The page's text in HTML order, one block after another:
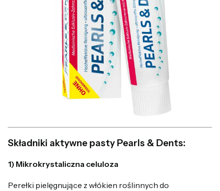
Składniki aktywne pasty Pearls & Dents:
1) Mikrokrystaliczna celuloza
Perełki pielęgnujące z włókien roślinnych do